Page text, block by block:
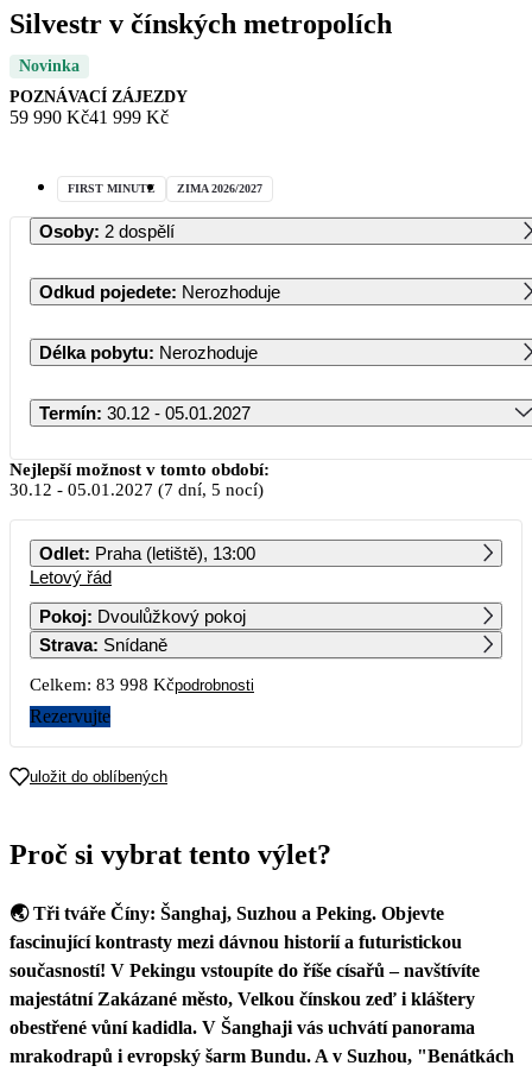
Silvestr v čínských metropolích
Novinka
POZNÁVACÍ ZÁJEZDY
59 990 Kč41 999 Kč
FIRST MINUTE ZIMA 2026/2027
Osoby: 2 dospělí
Odkud pojedete: Nerozhoduje
Délka pobytu: Nerozhoduje
Termín: 30.12 - 05.01.2027
Prosinec 2026
PO ÚT ST ČT PÁ SO NE
7
21
41 999
Nejlepší možnost v tomto období:
30.12 - 05.01.2027 (7 dní, 5 nocí)
Odlet: Praha (letiště), 13:00
Letový řád
Pokoj: Dvoulůžkový pokoj
Strava: Snídaně
Celkem: 83 998 Kčpodrobnosti
Rezervujte
uložit do oblíbených
Proč si vybrat tento výlet?
🌏 Tři tváře Číny: Šanghaj, Suzhou a Peking. Objevte
fascinující kontrasty mezi dávnou historií a futuristickou
současností! V Pekingu vstoupíte do říše císařů – navštívíte
majestátní Zakázané město, Velkou čínskou zeď i kláštery
obestřené vůní kadidla. V Šanghaji vás uchvátí panorama
mrakodrapů i evropský šarm Bundu. A v Suzhou, "Benátkách